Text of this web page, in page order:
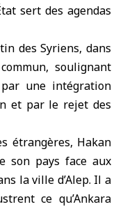
sert des agendas
des Syriens, dans
soulignant
une intégration
et par le rejet des
étrangères, Hakan
son pays face aux
la ville d’Alep. Il a
ce qu’Ankara